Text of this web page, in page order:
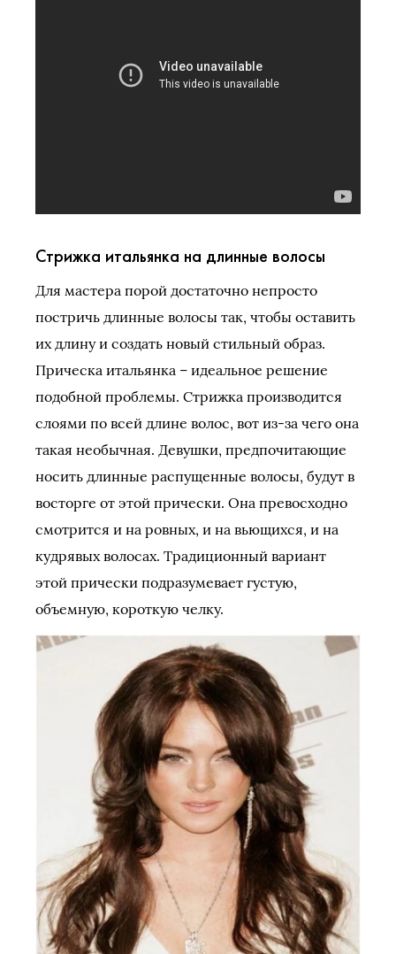
Стрижка итальянка на длинные волосы
Для мастера порой достаточно непросто
постричь длинные волосы так, чтобы оставить
их длину и создать новый стильный образ.
Прическа итальянка – идеальное решение
подобной проблемы. Стрижка производится
слоями по всей длине волос, вот из-за чего она
такая необычная. Девушки, предпочитающие
носить длинные распущенные волосы, будут в
восторге от этой прически. Она превосходно
смотрится и на ровных, и на вьющихся, и на
кудрявых волосах. Традиционный вариант
этой прически подразумевает густую,
объемную, короткую челку.